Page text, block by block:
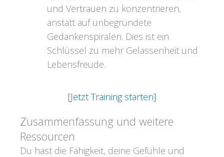
und Vertrauen zu konzentrieren,
anstatt auf unbegründete
Gedankenspiralen. Dies ist ein
Schlüssel zu mehr Gelassenheit und
Lebensfreude.
[Jetzt Training starten]
Zusammenfassung und weitere
Ressourcen
Du hast die Fähigkeit, deine Gefühle und